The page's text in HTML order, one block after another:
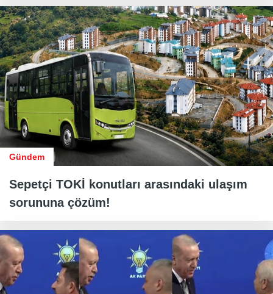
Gündem
Sepetçi TOKİ konutları arasındaki ulaşım
sorununa çözüm!